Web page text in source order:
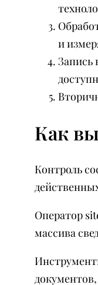
и
Запись
Как
Контроль
Оператор
массива